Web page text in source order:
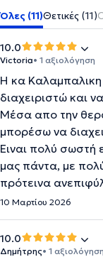
Όλες (11)Θετικές (11)
10.0
Victoria• 1 αξιολόγηση
Η κα
διαχειριστώ και
Μέσα απο την
μπορέσω να
Ειναι πολύ σωστή
μας πάντα, με
πρότεινα
10 Μαρτίου 2026
10.0
Δημήτρης• 1 αξιολόγηση